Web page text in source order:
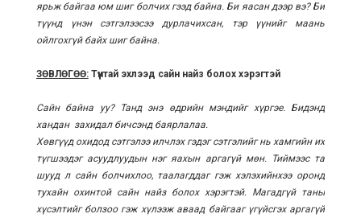
ярьж байгаа юм шиг болчих гээд байна. Би яасан дээр вэ? Би
түүнд үнэн сэтгэлээсээ дурлачихсан, тэр үүнийг маань
ойлгохгүй байх шиг байна.
ЗӨВЛӨГӨӨ:Түүнтай эхлээд сайн найз болох хэрэгтэй
Сайн байна уу? Танд энэ өдрийн мэндийг хүргэе. Бидэнд
хандан захидал бичсэнд баярлалаа.
Хөвгүүд охидод сэтгэлээ илчлэх гэдэг сэтгэлийг нь хамгийн их
түгшээдэг асуудлуудын нэг яахын аргагүй мөн. Тиймээс та
шууд л сайн болчихлоо, таалагддаг гэж хэлэхийнхээ оронд
тухайн охинтой сайн найз болох хэрэгтэй. Магадгүй таны
хүсэлтийг болзоо гэж хүлээж аваад байгааг үгүйсгэх аргагүй